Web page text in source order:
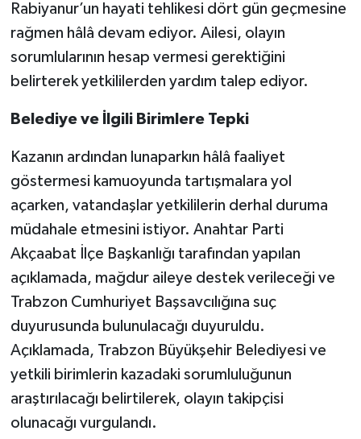
Rabiyanur’un hayati tehlikesi dört gün geçmesine
rağmen hâlâ devam ediyor. Ailesi, olayın
sorumlularının hesap vermesi gerektiğini
belirterek yetkililerden yardım talep ediyor.
Belediye ve İlgili Birimlere Tepki
Kazanın ardından lunaparkın hâlâ faaliyet
göstermesi kamuoyunda tartışmalara yol
açarken, vatandaşlar yetkililerin derhal duruma
müdahale etmesini istiyor. Anahtar Parti
Akçaabat İlçe Başkanlığı tarafından yapılan
açıklamada, mağdur aileye destek verileceği ve
Trabzon Cumhuriyet Başsavcılığına suç
duyurusunda bulunulacağı duyuruldu.
Açıklamada, Trabzon Büyükşehir Belediyesi ve
yetkili birimlerin kazadaki sorumluluğunun
araştırılacağı belirtilerek, olayın takipçisi
olunacağı vurgulandı.